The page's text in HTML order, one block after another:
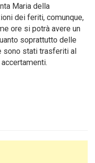
Maria della
dei feriti, comunque,
ore si potrà avere un
soprattutto delle
sono stati trasferiti al